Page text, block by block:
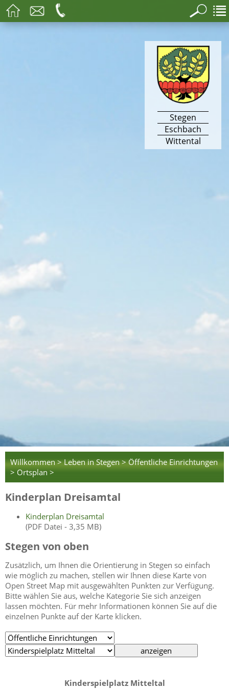
Stegen
Eschbach
Wittental
Willkommen > Leben in Stegen > Öffentliche Einrichtungen
> Ortsplan >
Kinderplan Dreisamtal
Kinderplan Dreisamtal
(PDF Datei - 3,35 MB)
Stegen von oben
Zusätzlich, um Ihnen die Orientierung in Stegen so einfach
wie möglich zu machen, stellen wir Ihnen diese Karte von
Open Street Map mit ausgewählten Punkten zur Verfügung.
Bitte wählen Sie aus, welche Kategorie Sie sich anzeigen
lassen möchten. Für mehr Informationen können Sie auf die
einzelnen Punkte auf der Karte klicken.
Kinderspielplatz Mitteltal